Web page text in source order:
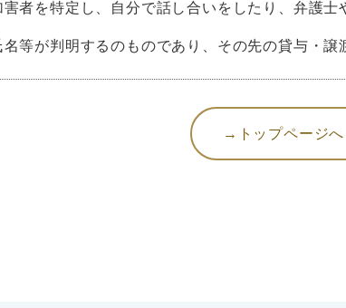
者を特定し、自分で話し合いをしたり、弁護士
等が判明するのものであり、その先の貸与・譲
→トップページへ